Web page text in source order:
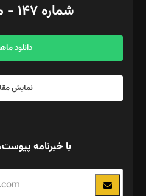
آگهی و مشترکین: ۰۹۱۹۹۹۹۰۴۵۴
شماره ۱۴۷ - مرداد ۱۴۰۵
دانلود
نمایش
با خبرنامه